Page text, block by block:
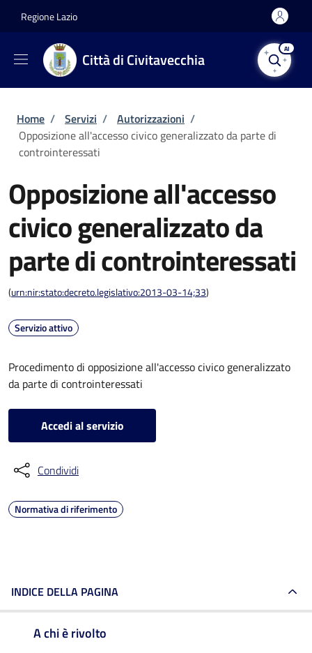
Regione Lazio
Città di Civitavecchia
AI
Briciole di pane
Home / Servizi / Autorizzazioni /
Opposizione all'accesso civico generalizzato da parte di
controinteressati
Opposizione all'accesso
civico generalizzato da
parte di controinteressati
(urn:nir:stato:decreto.legislativo:2013-03-14;33)
Servizio attivo
Procedimento di opposizione all'accesso civico generalizzato
da parte di controinteressati
Accedi al servizio
Condividi
Normativa di riferimento
INDICE DELLA PAGINA
A chi è rivolto